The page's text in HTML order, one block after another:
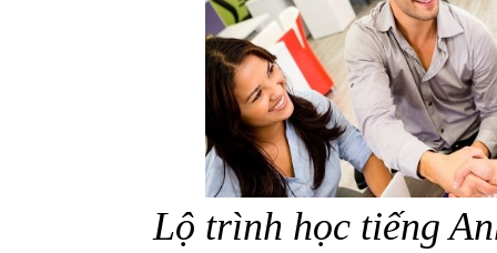
Lộ trình học tiếng